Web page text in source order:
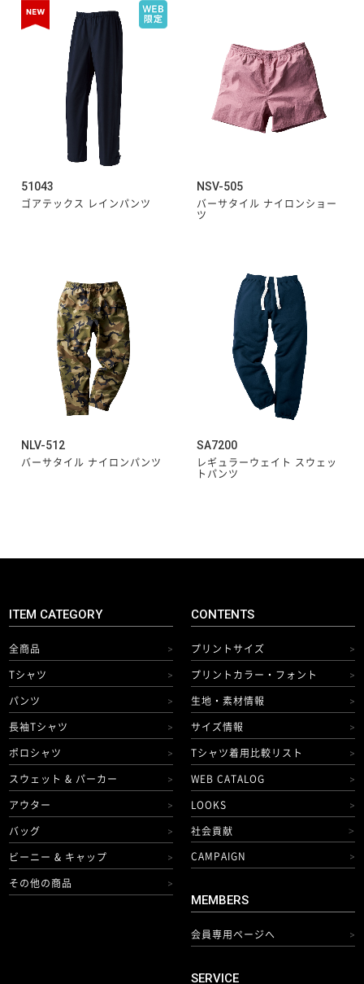
51043
ゴアテックス レインパンツ
NSV-505
バーサタイル ナイロンショー
ツ
NLV-512
バーサタイル ナイロンパンツ
SA7200
レギュラーウェイト スウェッ
トパンツ
ITEM CATEGORY
全商品 >
Tシャツ >
パンツ >
長袖Tシャツ >
ポロシャツ >
スウェット & パーカー >
アウター >
バッグ >
ビーニー & キャップ >
その他の商品 >
CONTENTS
プリントサイズ >
プリントカラー・フォント >
生地・素材情報 >
サイズ情報 >
Tシャツ着用比較リスト >
WEB CATALOG >
LOOKS >
社会貢献
>
CAMPAIGN
>
MEMBERS
会員専用ページへ >
SERVICE